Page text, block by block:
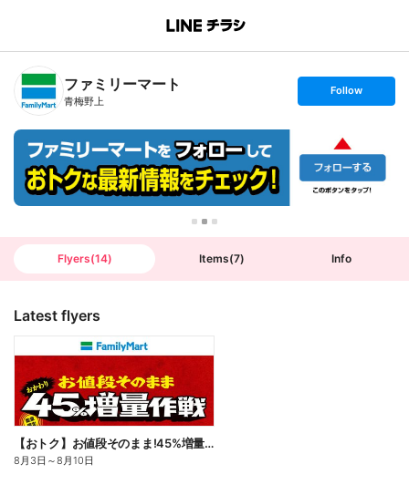
B
n
T
ファミリーマート
青梅野上
s
t
w
Follow
Flyers(14) Items(7) Info
Latest flyers
【おトク】お値段そのまま!45%増量作戦!
8月3日 ～8月10日